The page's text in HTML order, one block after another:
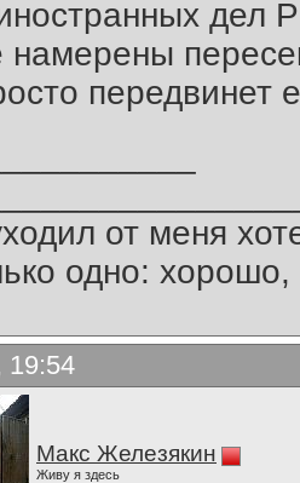
дел
намерены
передвинет
от меня
одно:
19:54
Макс Железякин
Живу я здесь